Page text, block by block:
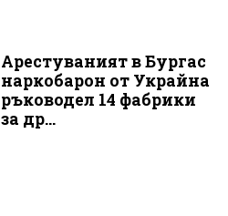
Арестуваният в Бургас
наркобарон от Украйна
ръководел 14 фабрики
за др...